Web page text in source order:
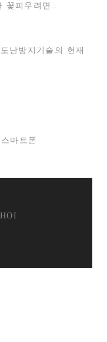
꽃피우려면…
난방지기술의 현재
스마트폰